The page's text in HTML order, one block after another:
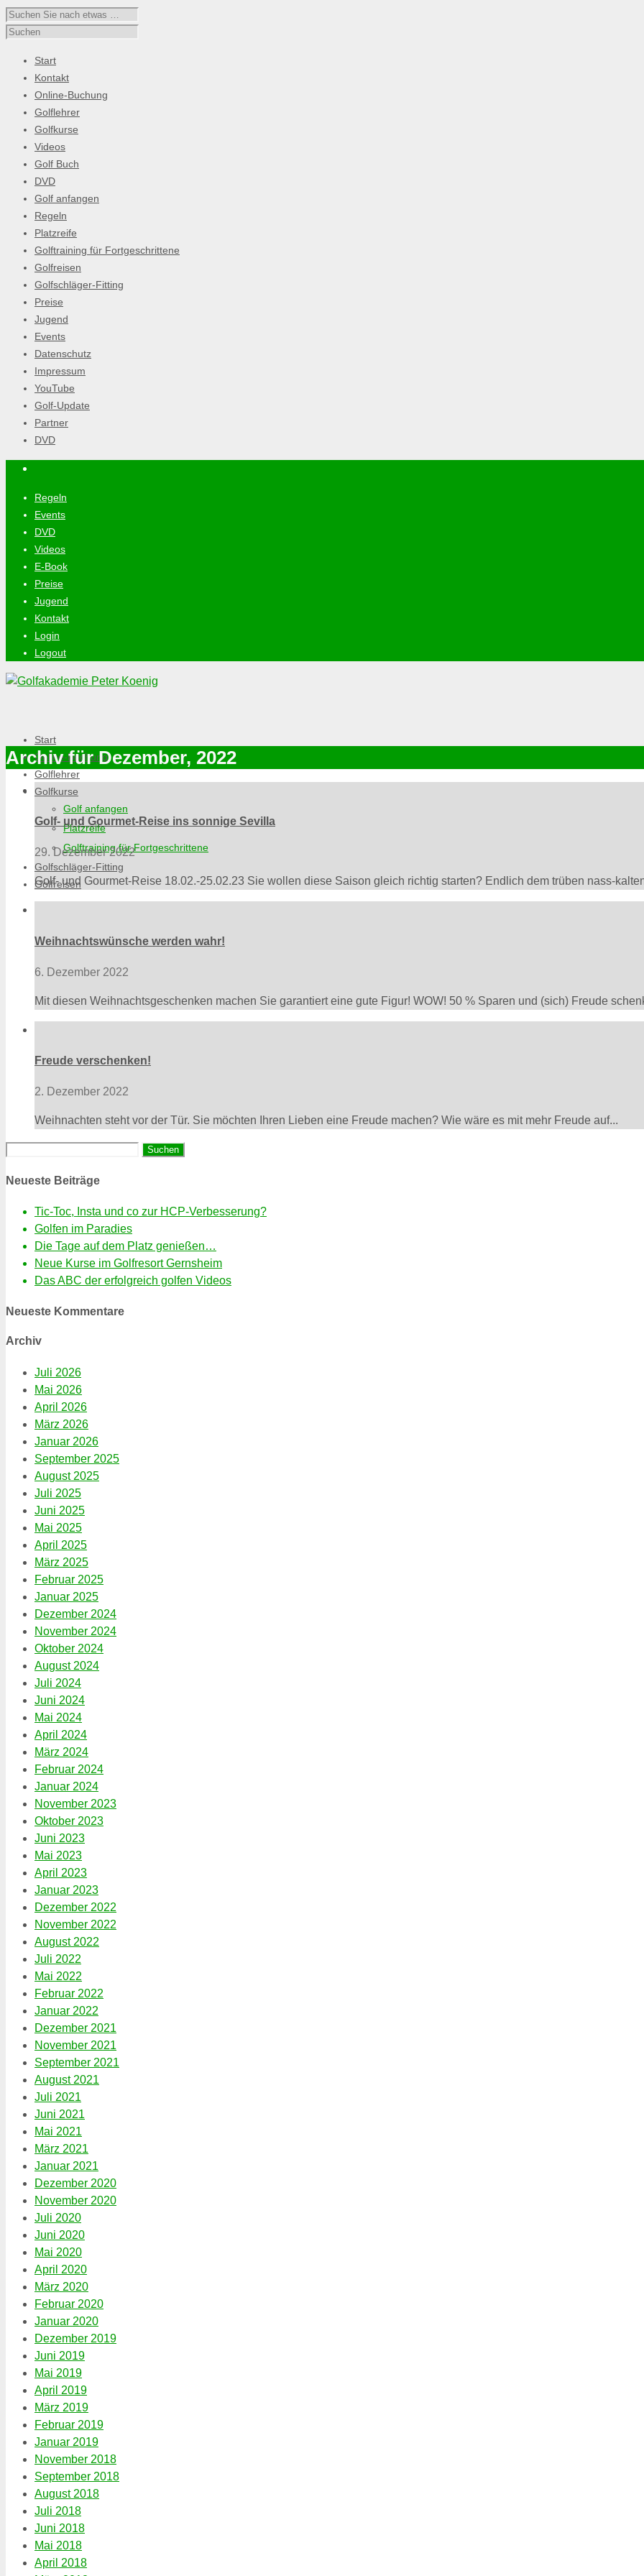
Start
Kontakt
Online-Buchung
Golflehrer
Golfkurse
Videos
Golf Buch
DVD
Golf anfangen
Regeln
Platzreife
Golftraining für Fortgeschrittene
Golfreisen
Golfschläger-Fitting
Preise
Jugend
Events
Datenschutz
Impressum
YouTube
Golf-Update
Partner
DVD
Regeln
Events
DVD
Videos
E-Book
Preise
Jugend
Kontakt
Login
Logout
Start
Online-Buchung
Golflehrer
Golfkurse
Golf anfangen
Platzreife
Golftraining für Fortgeschrittene
Golfschläger-Fitting
Golfreisen
Archiv für Dezember, 2022
Golf- und Gourmet-Reise ins sonnige Sevilla
29. Dezember 2022
Golf- und Gourmet-Reise 18.02.-25.02.23 Sie wollen diese Saison gleich richtig starten? Endlich dem trüben nass-
Weihnachtswünsche werden wahr!
6. Dezember 2022
Mit diesen Weihnachtsgeschenken machen Sie garantiert eine gute Figur! WOW! 50 % Sparen und (sich) Freude
Freude verschenken!
2. Dezember 2022
Weihnachten steht vor der Tür. Sie möchten Ihren Lieben eine Freude machen? Wie wäre es mit mehr Freude auf...
Neueste Beiträge
Tic-Toc, Insta und co zur HCP-Verbesserung?
Golfen im Paradies
Die Tage auf dem Platz genießen…
Neue Kurse im Golfresort Gernsheim
Das ABC der erfolgreich golfen Videos
Neueste Kommentare
Archiv
Juli 2026
Mai 2026
April 2026
März 2026
Januar 2026
September 2025
August 2025
Juli 2025
Juni 2025
Mai 2025
April 2025
März 2025
Februar 2025
Januar 2025
Dezember 2024
November 2024
Oktober 2024
August 2024
Juli 2024
Juni 2024
Mai 2024
April 2024
März 2024
Februar 2024
Januar 2024
November 2023
Oktober 2023
Juni 2023
Mai 2023
April 2023
Januar 2023
Dezember 2022
November 2022
August 2022
Juli 2022
Mai 2022
Februar 2022
Januar 2022
Dezember 2021
November 2021
September 2021
August 2021
Juli 2021
Juni 2021
Mai 2021
März 2021
Januar 2021
Dezember 2020
November 2020
Juli 2020
Juni 2020
Mai 2020
April 2020
März 2020
Februar 2020
Januar 2020
Dezember 2019
Juni 2019
Mai 2019
April 2019
März 2019
Februar 2019
Januar 2019
November 2018
September 2018
August 2018
Juli 2018
Juni 2018
Mai 2018
April 2018